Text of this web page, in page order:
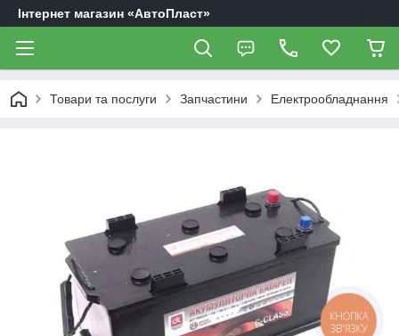
Інтернет магазин «АвтоПласт»
Товари та послуги Запчастини Електрообладнання
КНОПКА
ЗВ'ЯЗКУ